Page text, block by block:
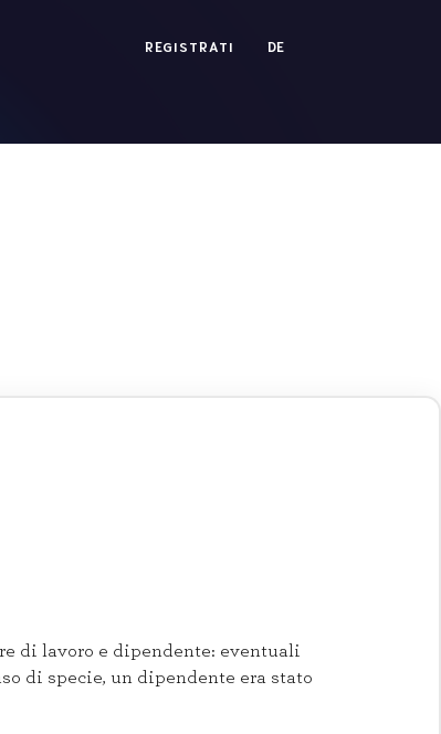
REGISTRATI DE
di lavoro e dipendente: eventuali
di specie, un dipendente era stato